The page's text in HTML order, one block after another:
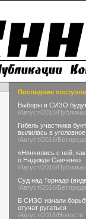
Последние
Выборы в СИЗО будут
/Август/2016/
Гибель участника
вылилась в
/Август/2016/
«Нянчились с ней,
о Надежде Савченко
/Август/2016/
Суд над Торнадо
/Август/2016/
В СИЗО начали
отучат ругаться
/Август/2016/Новости